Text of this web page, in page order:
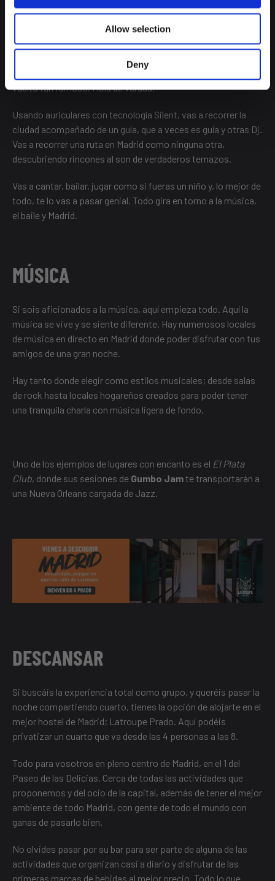
Allow selection
Deny
BAILALOLOCO
Es una de las actividades de moda, y tienes que probarlo para
entender cómo algo que parece tan sencillo y simple se ha
vuelto tan famoso. Mola de verdad.
Usando auriculares con tecnología Silent, vas a recorrer la
ciudad acompañado de un guía, que a veces es guía y otras Dj.
Vas a recorrer una ruta en Madrid como ninguna otra,
descubriendo rincones al son de verdaderos temazos.
Vas a cantar, bailar, jugar como si fueras un niño y, lo mejor de
todo, te lo vas a pasar genial. Todo gira en torno a la música,
el baile y Madrid.
MÚSICA
Si sois aficionados a la música, aquí empieza todo. Aquí la
música se vive y se siente diferente. Hay numerosos locales
de música en directo en Madrid donde poder disfrutar con tus
amigos de una gran noche.
Hay tanto donde elegir como estilos musicales; desde salas
de rock hasta locales hogareños creados para poder tener
una tranquila charla con música ligera de fondo.
Uno de los ejemplos de lugares con encanto es el El Plata
Club, donde sus sesiones de Gumbo Jam te transportarán a
una Nueva Orleans cargada de Jazz.
DESCANSAR
Si buscáis la experiencia total como grupo, y queréis pasar la
noche compartiendo cuarto, tienes la opción de alojarte en el
mejor hostel de Madrid; Latroupe Prado. Aquí podéis
privatizar un cuarto que va desde las 4 personas a las 8.
Todo para vosotros en pleno centro de Madrid, en el 1 del
Paseo de las Delicias. Cerca de todas las actividades que
proponemos y del ocio de la capital, además de tener el mejor
ambiente de todo Madrid, con gente de todo el mundo con
ganas de pasarlo bien.
No olvides pasar por su bar para ser parte de alguna de las
actividades que organizan casi a diario y disfrutar de las
primeras marcas de bebidas al mejor precio. Todo lo que